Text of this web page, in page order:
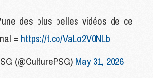
des plus belles vidéos de ce
= https://t.co/VaLo2V0NLb
(@CulturePSG) May 31, 2026